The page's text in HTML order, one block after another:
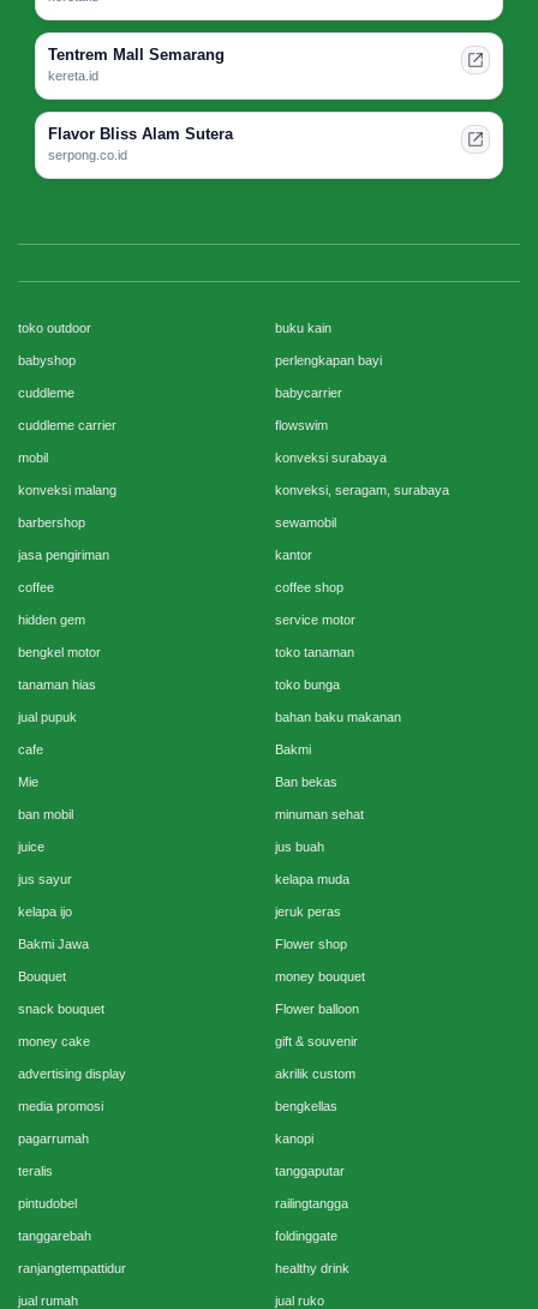
Tentrem Mall Semarang
kereta.id
Flavor Bliss Alam Sutera
serpong.co.id
toko outdoor buku kain
babyshop perlengkapan bayi
cuddleme babycarrier
cuddleme carrier flowswim
mobil konveksi surabaya
konveksi malang konveksi, seragam, surabaya
barbershop sewamobil
jasa pengiriman kantor
coffee coffee shop
hidden gem service motor
bengkel motor toko tanaman
tanaman hias toko bunga
jual pupuk bahan baku makanan
cafe Bakmi
Mie Ban bekas
ban mobil minuman sehat
juice jus buah
jus sayur kelapa muda
kelapa ijo jeruk peras
Bakmi Jawa Flower shop
Bouquet money bouquet
snack bouquet Flower balloon
money cake gift & souvenir
advertising display akrilik custom
media promosi bengkellas
pagarrumah kanopi
teralis tanggaputar
pintudobel railingtangga
tanggarebah foldinggate
ranjangtempattidur healthy drink
jual rumah jual ruko